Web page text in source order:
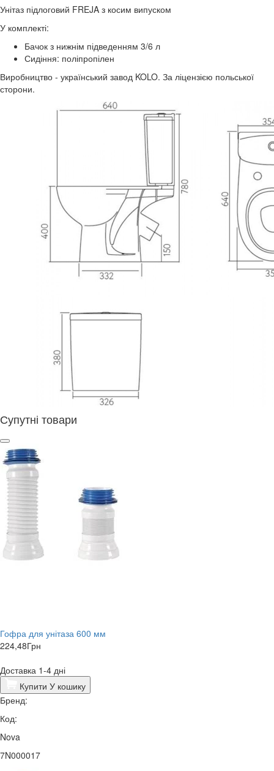
Унітаз підлоговий FREJA з косим випуском
У комплекті:
Бачок з нижнім підведенням 3/6 л
Сидіння: поліпропілен
Виробництво - український завод KOLO. За ліцензією польської
сторони.
Супутні товари
Гофра для унітаза 600 мм
224,48Грн
Доставка 1-4 дні
Купити У кошику
Бренд:
Код:
Nova
7N000017